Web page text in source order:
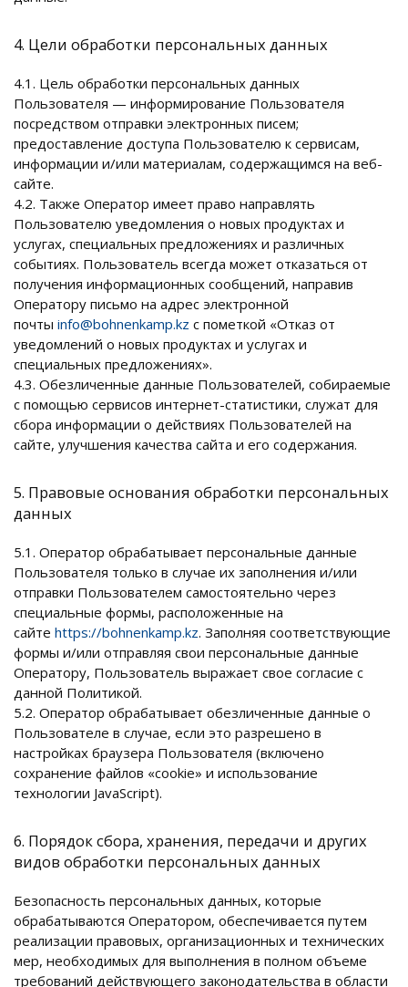
4. Цели обработки персональных данных
4.1. Цель обработки персональных данных
Пользователя — информирование Пользователя
посредством отправки электронных писем;
предоставление доступа Пользователю к сервисам,
информации и/или материалам, содержащимся на веб-
сайте.
4.2. Также Оператор имеет право направлять
Пользователю уведомления о новых продуктах и
услугах, специальных предложениях и различных
событиях. Пользователь всегда может отказаться от
получения информационных сообщений, направив
Оператору письмо на адрес электронной
почты info@bohnenkamp.kz с пометкой «Отказ от
уведомлений о новых продуктах и услугах и
специальных предложениях».
4.3. Обезличенные данные Пользователей, собираемые
с помощью сервисов интернет-статистики, служат для
сбора информации о действиях Пользователей на
сайте, улучшения качества сайта и его содержания.
5. Правовые основания обработки персональных
данных
5.1. Оператор обрабатывает персональные данные
Пользователя только в случае их заполнения и/или
отправки Пользователем самостоятельно через
специальные формы, расположенные на
сайте https://bohnenkamp.kz. Заполняя соответствующие
формы и/или отправляя свои персональные данные
Оператору, Пользователь выражает свое согласие с
данной Политикой.
5.2. Оператор обрабатывает обезличенные данные о
Пользователе в случае, если это разрешено в
настройках браузера Пользователя (включено
сохранение файлов «cookie» и использование
технологии JavaScript).
6. Порядок сбора, хранения, передачи и других
видов обработки персональных данных
Безопасность персональных данных, которые
обрабатываются Оператором, обеспечивается путем
реализации правовых, организационных и технических
мер, необходимых для выполнения в полном объеме
требований действующего законодательства в области